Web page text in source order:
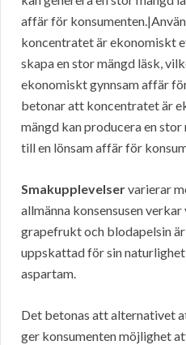
affär för
koncentratet är ekonomiskt
skapa en stor mängd läsk,
ekonomiskt gynnsam affär
betonar att koncentratet är
mängd kan producera en
till en lönsam affär för
Smakupplevelservarierar
allmänna konsensusen
grapefrukt och blodapelsin
uppskattad för sin
aspartam.
Det betonas att alternativet
ger konsumenten möjlighet